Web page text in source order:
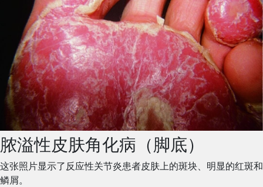
脓溢性皮肤角化病（脚底）
这张照片显示了反应性关节炎患者皮肤上的斑块、明显的红斑和
鳞屑。